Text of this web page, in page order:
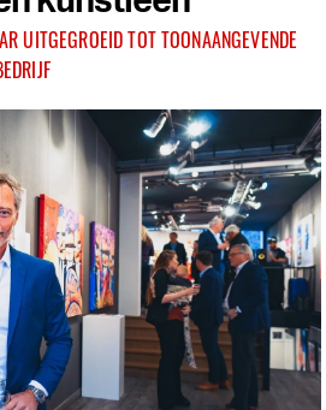
UITGEGROEID TOT TOONAANGEVENDE